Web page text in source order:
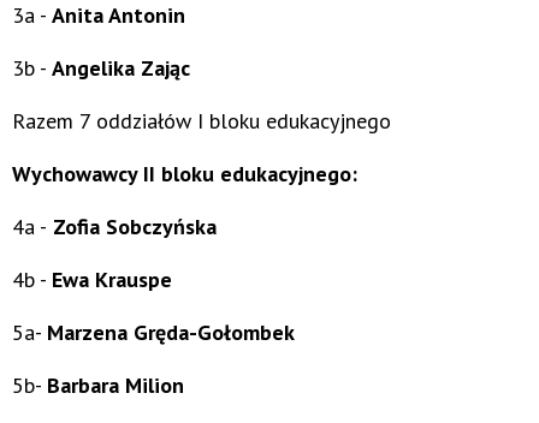
3a - Anita Antonin
3b - Angelika Zając
Razem 7 oddziałów I bloku edukacyjnego
Wychowawcy II bloku edukacyjnego:
4a - Zofia Sobczyńska
4b - Ewa Krauspe
5a- Marzena Gręda-Gołombek
5b- Barbara Milion